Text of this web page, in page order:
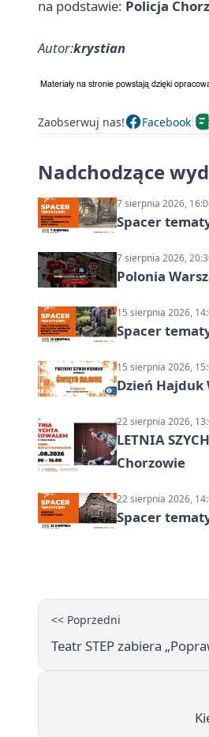
na podstawie: Policja
Autor:krystian
Zaobserwuj nas! Facebook
Nadchodzące
7 sierpnia 2026,
Spacer
7 sierpnia 2026,
Polonia
15 sierpnia 2026,
Spacer
15 sierpnia 2026,
Dzień
22 sierpnia 2026,
LETNIA
Chorzowie
22 sierpnia 2026,
Spacer
<< Poprzedni
Teatr STEP zabiera